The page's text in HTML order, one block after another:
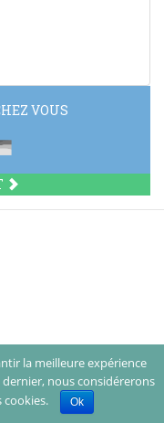
VOUS
la meilleure expérience
nous considérerons
cookies.
Ok